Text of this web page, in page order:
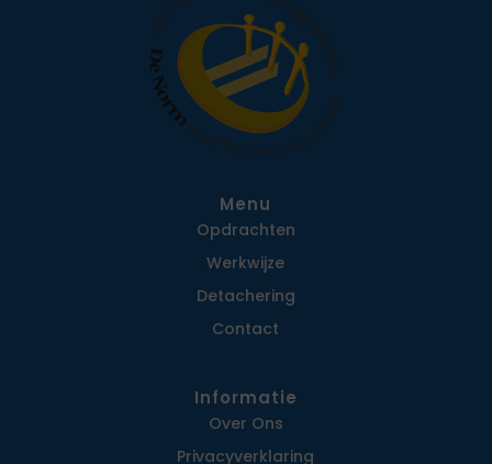
Menu
Opdrachten
Werkwijze
Detachering
Contact
Informatie
Over Ons
Privacy­verklaring